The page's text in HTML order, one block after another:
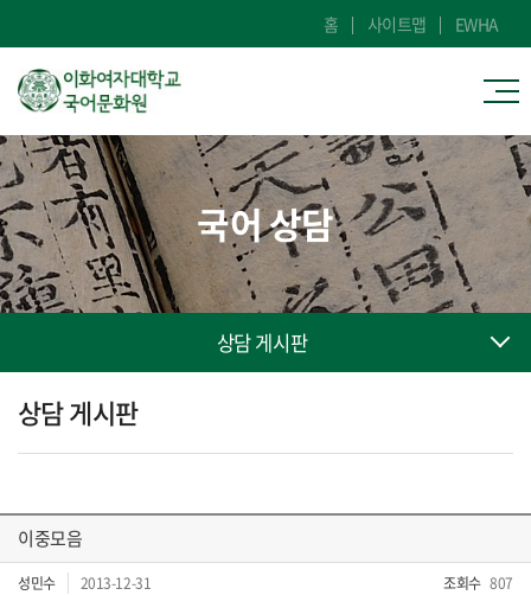
홈 사이트맵 EWHA
국어 상담
상담 게시판
상담 게시판
이중모음
성민수 2013-12-31 조회수 807